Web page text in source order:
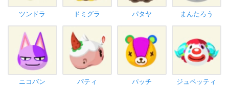
ツンドラ ドミグラ パタヤ まんたろう
ニコバン パティ パッチ ジュペッティ